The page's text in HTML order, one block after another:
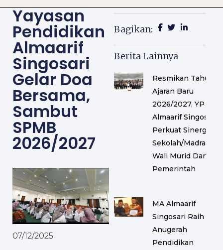
Yayasan
Pendidikan
Almaarif
Singosari
Gelar Doa
Bersama,
Sambut
SPMB
2026/2027
07/12/2025
Bagikan:
Berita Lainnya
Resmikan Tahun
Ajaran Baru
2026/2027, YP
Almaarif Singosari
Perkuat Sinergi
Sekolah/Madrasah,
Wali Murid Dan
Pemerintah
MA Almaarif
Singosari Raih
Anugerah
Pendidikan